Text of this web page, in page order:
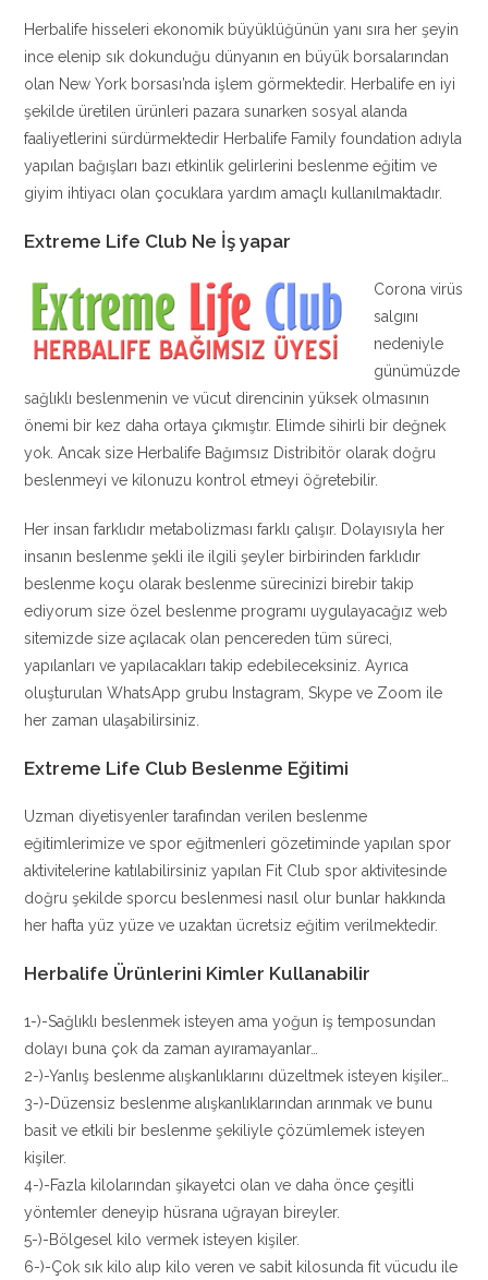
Herbalife hisseleri ekonomik büyüklüğünün yanı sıra her şeyin
ince elenip sık dokunduğu dünyanın en büyük borsalarından
olan New York borsası’nda işlem görmektedir. Herbalife en iyi
şekilde üretilen ürünleri pazara sunarken sosyal alanda
faaliyetlerini sürdürmektedir Herbalife Family foundation adıyla
yapılan bağışları bazı etkinlik gelirlerini beslenme eğitim ve
giyim ihtiyacı olan çocuklara yardım amaçlı kullanılmaktadır.
Extreme Life Club Ne İş yapar
Corona virüs
salgını
nedeniyle
günümüzde
sağlıklı beslenmenin ve vücut direncinin yüksek olmasının
önemi bir kez daha ortaya çıkmıştır. Elimde sihirli bir değnek
yok. Ancak size Herbalife Bağımsız Distribitör olarak doğru
beslenmeyi ve kilonuzu kontrol etmeyi öğretebilir.
Her insan farklıdır metabolizması farklı çalışır. Dolayısıyla her
insanın beslenme şekli ile ilgili şeyler birbirinden farklıdır
beslenme koçu olarak beslenme sürecinizi birebir takip
ediyorum size özel beslenme programı uygulayacağız web
sitemizde size açılacak olan pencereden tüm süreci,
yapılanları ve yapılacakları takip edebileceksiniz. Ayrıca
oluşturulan WhatsApp grubu Instagram, Skype ve Zoom ile
her zaman ulaşabilirsiniz.
Extreme Life Club Beslenme Eğitimi
Uzman diyetisyenler tarafından verilen beslenme
eğitimlerimize ve spor eğitmenleri gözetiminde yapılan spor
aktivitelerine katılabilirsiniz yapılan Fit Club spor aktivitesinde
doğru şekilde sporcu beslenmesi nasıl olur bunlar hakkında
her hafta yüz yüze ve uzaktan ücretsiz eğitim verilmektedir.
Herbalife Ürünlerini Kimler Kullanabilir
1-)-Sağlıklı beslenmek isteyen ama yoğun iş temposundan
dolayı buna çok da zaman ayıramayanlar…
2-)-Yanlış beslenme alışkanlıklarını düzeltmek isteyen kişiler…
3-)-Düzensiz beslenme alışkanlıklarından arınmak ve bunu
basit ve etkili bir beslenme şekiliyle çözümlemek isteyen
kişiler.
4-)-Fazla kilolarından şikayetci olan ve daha önce çeşitli
yöntemler deneyip hüsrana uğrayan bireyler.
5-)-Bölgesel kilo vermek isteyen kişiler.
6-)-Çok sık kilo alıp kilo veren ve sabit kilosunda fit vücudu ile